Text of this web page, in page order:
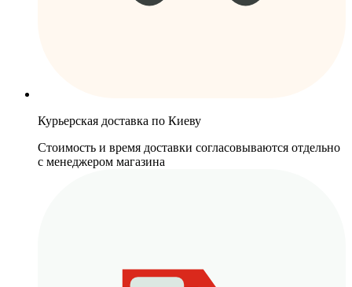
Курьерская доставка по Киеву
Стоимость и время доставки согласовываются отдельно
с менеджером магазина